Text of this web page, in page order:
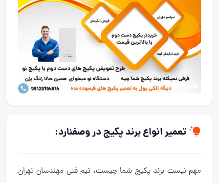
تعمیر انواع برند پکیج در وصفنارد:
مهم نیست برند پکیج شما چیست، تیم فنی مهندسان تهران